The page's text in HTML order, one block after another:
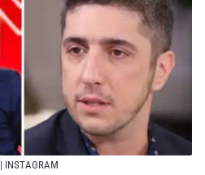
| INSTAGRAM